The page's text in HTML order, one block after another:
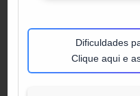
Dificuldades
Clique aqui e